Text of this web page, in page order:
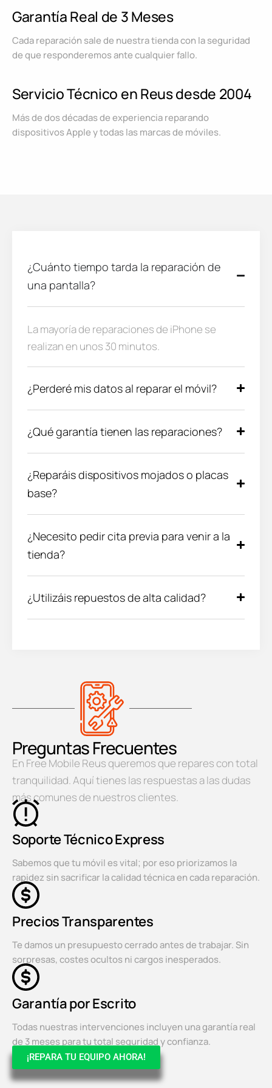
Garantía Real de 3 Meses
Cada reparación sale de nuestra tienda con la seguridad
de que responderemos ante cualquier fallo.
Servicio Técnico en Reus desde 2004
Más de dos décadas de experiencia reparando
dispositivos Apple y todas las marcas de móviles.
¿Cuánto tiempo tarda la reparación de
una pantalla?
La mayoría de reparaciones de iPhone se
realizan en unos 30 minutos.
¿Perderé mis datos al reparar el móvil?
¿Qué garantía tienen las reparaciones?
¿Reparáis dispositivos mojados o placas
base?
¿Necesito pedir cita previa para venir a la
tienda?
¿Utilizáis repuestos de alta calidad?
Preguntas Frecuentes
En Free Mobile Reus queremos que repares con total
tranquilidad. Aquí tienes las respuestas a las dudas
más comunes de nuestros clientes.
Soporte Técnico Express
Sabemos que tu móvil es vital; por eso priorizamos la
rapidez sin sacrificar la calidad técnica en cada reparación.
Precios Transparentes
Te damos un presupuesto cerrado antes de trabajar. Sin
sorpresas, costes ocultos ni cargos inesperados.
Garantía por Escrito
Todas nuestras intervenciones incluyen una garantía real
de 3 meses para tu total seguridad y confianza.
¡REPARA TU EQUIPO AHORA!